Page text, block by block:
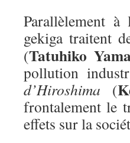
Parallèlement
gekiga traitent
(Tatuhiko
pollution
d’Hiroshima (
frontalement le
effets sur la